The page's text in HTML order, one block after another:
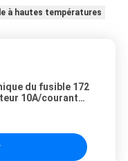
à hautes températures
du fusible 172
10A/courant